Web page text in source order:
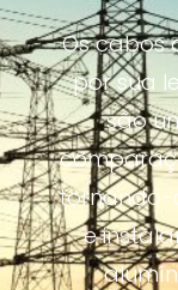
Os cabos
por sua
são
tornando-
e